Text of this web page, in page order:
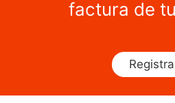
factura de